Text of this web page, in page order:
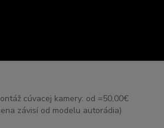
cúvacej kamery: od =50,00€
závisí od modelu autorádia)